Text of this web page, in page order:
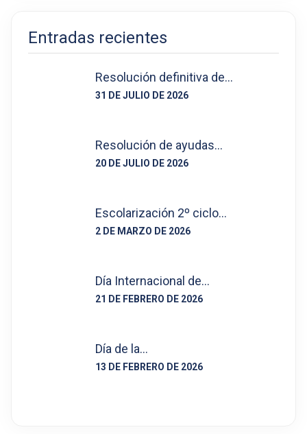
Entradas recientes
Resolución definitiva de…
31 DE JULIO DE 2026
Resolución de ayudas…
20 DE JULIO DE 2026
Escolarización 2º ciclo…
2 DE MARZO DE 2026
Día Internacional de…
21 DE FEBRERO DE 2026
Día de la…
13 DE FEBRERO DE 2026